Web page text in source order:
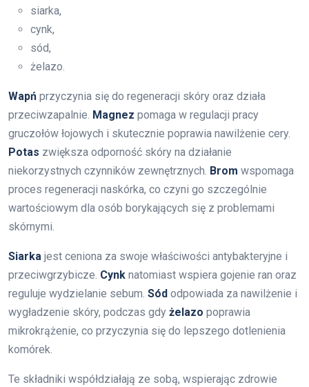
siarka,
cynk,
sód,
żelazo.
Wapń przyczynia się do regeneracji skóry oraz działa
przeciwzapalnie. Magnez pomaga w regulacji pracy
gruczołów łojowych i skutecznie poprawia nawilżenie cery.
Potas zwiększa odporność skóry na działanie
niekorzystnych czynników zewnętrznych. Brom wspomaga
proces regeneracji naskórka, co czyni go szczególnie
wartościowym dla osób borykających się z problemami
skórnymi.
Siarka jest ceniona za swoje właściwości antybakteryjne i
przeciwgrzybicze. Cynk natomiast wspiera gojenie ran oraz
reguluje wydzielanie sebum. Sód odpowiada za nawilżenie i
wygładzenie skóry, podczas gdy żelazo poprawia
mikrokrążenie, co przyczynia się do lepszego dotlenienia
komórek.
Te składniki współdziałają ze sobą, wspierając zdrowie